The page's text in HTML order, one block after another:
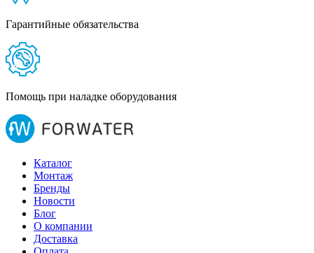
Гарантийные обязательства
Помощь при наладке оборудования
Каталог
Монтаж
Бренды
Новости
Блог
О компании
Доставка